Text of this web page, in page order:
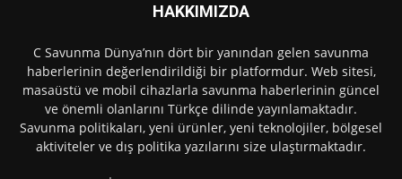
HAKKIMIZDA
C Savunma Dünya’nın dört bir yanından gelen savunma
haberlerinin değerlendirildiği bir platformdur. Web sitesi,
masaüstü ve mobil cihazlarla savunma haberlerinin güncel
ve önemli olanlarını Türkçe dilinde yayınlamaktadır.
Savunma politikaları, yeni ürünler, yeni teknolojiler, bölgesel
aktiviteler ve dış politika yazılarını size ulaştırmaktadır.